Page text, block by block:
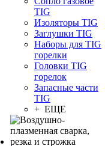
TIG
Изоляторы TIG
Заглушки TIG
Наборы для TIG
горелки
Головки TIG
горелок
Запасные части
TIG
+ ЕЩЕ